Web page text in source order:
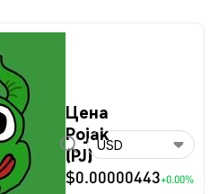
Цена
Pojak
(PJ)
$0.00000443+0.00%
USD